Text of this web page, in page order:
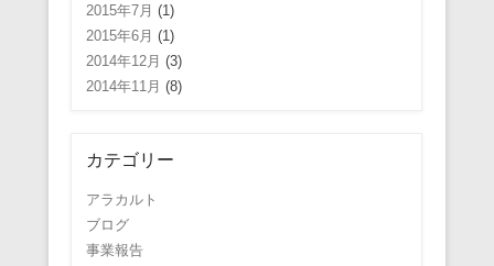
2015年7月 (1)
2015年6月 (1)
2014年12月 (3)
2014年11月 (8)
カテゴリー
アラカルト
ブログ
事業報告